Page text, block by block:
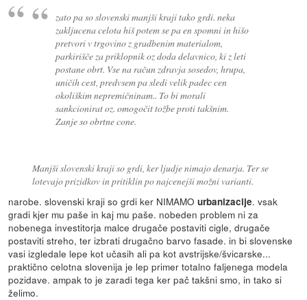
zato pa so slovenski manjši kraji tako grdi. neka
zakljucena celota hiš potem se pa en spomni in hišo
pretvori v trgovino z gradbenim materialom,
parkirišče za priklopnik oz doda delavnico, ki z leti
postane obrt. Vse na račun zdravja sosedov, hrupa,
uničih cest, predvsem pa sledi velik padec cen
okoliškim nepremičninam.. To bi morali
sankcionirat oz. omogočit tožbe proti takšnim.
Zanje so obrtne cone.
Manjši slovenski kraji so grdi, ker ljudje nimajo denarja. Ter se
lotevajo prizidkov in pritiklin po najcenejši možni varianti.
narobe. slovenski kraji so grdi ker NIMAMOurbanizacije. vsak
gradi kjer mu paše in kaj mu paše. nobeden problem ni za
nobenega investitorja malce drugače postaviti cigle, drugače
postaviti streho, ter izbrati drugačno barvo fasade. in bi slovenske
vasi izgledale lepe kot učasih ali pa kot avstrijske/švicarske...
praktično celotna slovenija je lep primer totalno faljenega modela
pozidave. ampak to je zaradi tega ker pač takšni smo, in tako si
želimo.